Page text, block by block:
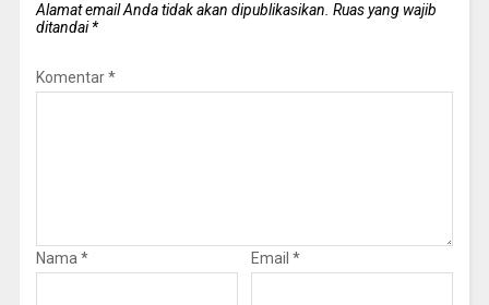
Alamat email Anda tidak akan dipublikasikan. Ruas yang wajib
ditandai*
Komentar*
Nama* Email *